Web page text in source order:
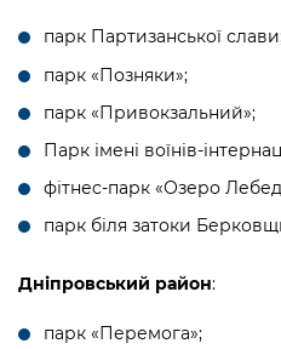
парк Партизанської
парк «Позняки»;
парк «Привокзальний»;
Парк імені воїнів-
фітнес-парк «Озеро
парк біля затоки
Дніпровський район:
парк «Перемога»;